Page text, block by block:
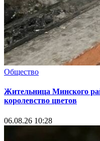
Общество
Жительница Минского
королевство цветов
06.08.26 10:28